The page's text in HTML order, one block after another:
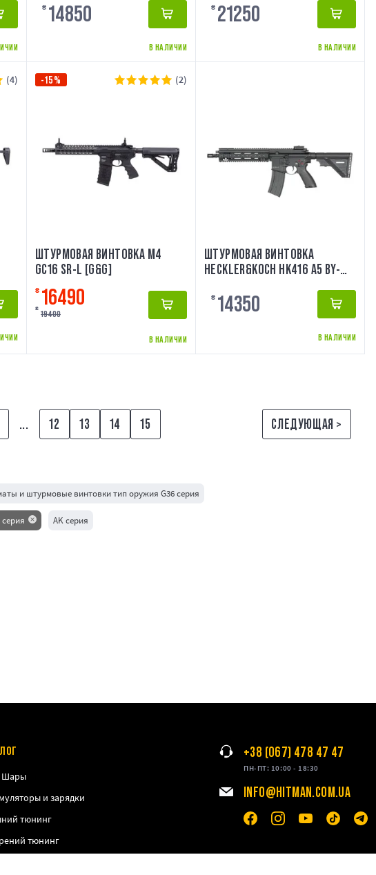
₴ 14850
В НАЛИЧИИ
[EMG]
₴ 21250
В НАЛИЧИИ
(4) (2)
-15%
ШТУРМОВАЯ ВИНТОВКА M4
GC16 SR-L [G&G]
₴ 16490
₴ 19400
В НАЛИЧИИ
ШТУРМОВАЯ ВИНТОВКА
HECKLER&KOCH HK416 A5 BY-
₴ 14350
В НАЛИЧИИ
... 12 13 14 15 СЛЕДУЮЩАЯ >
и штурмовые винтовки тип оружия G36 серия
AK серия
Шары
и зарядки
тюнинг
тюнинг
+38 (067) 478 47 47
ПН-ПТ: 10:00 - 18:30
INFO@HITMAN.COM.UA